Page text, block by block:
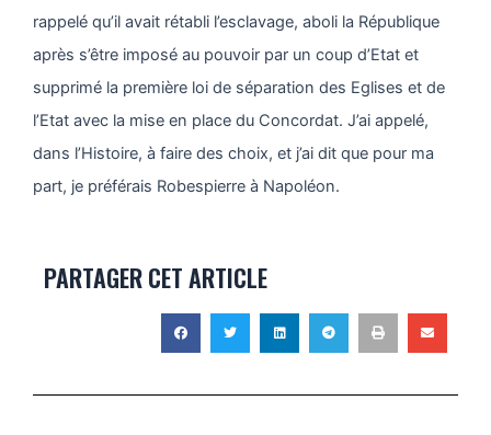
rappelé qu’il avait rétabli l’esclavage, aboli la République
après s’être imposé au pouvoir par un coup d’Etat et
supprimé la première loi de séparation des Eglises et de
l’Etat avec la mise en place du Concordat. J’ai appelé,
dans l’Histoire, à faire des choix, et j’ai dit que pour ma
part, je préférais Robespierre à Napoléon.
PARTAGER CET ARTICLE